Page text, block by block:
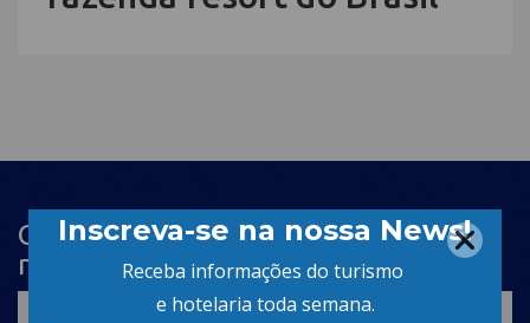
Cadastre-se na newsletter e receba
nosso conteúdo em seu e-mail